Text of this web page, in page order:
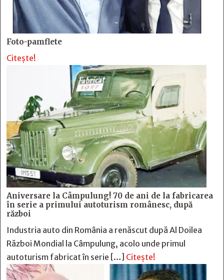
Foto-pamflete
Citește!
Aniversare la Câmpulung! 70 de ani de la fabricarea
în serie a primului autoturism românesc, după
război
Industria auto din România a renăscut după Al Doilea
Război Mondial la Câmpulung, acolo unde primul
autoturism fabricat în serie […] Citește!